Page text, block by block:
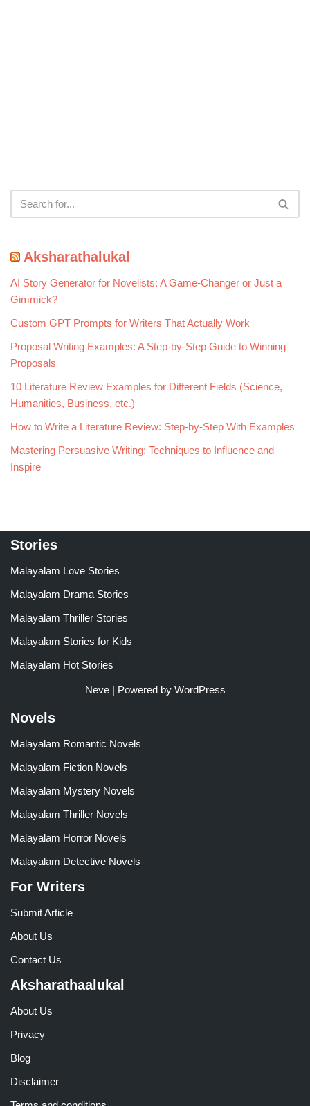
Aksharathalukal
AI Story Generator for Novelists: A Game-Changer or Just a
Gimmick?
Custom GPT Prompts for Writers That Actually Work
Proposal Writing Examples: A Step-by-Step Guide to Winning
Proposals
10 Literature Review Examples for Different Fields (Science,
Humanities, Business, etc.)
How to Write a Literature Review: Step-by-Step With Examples
Mastering Persuasive Writing: Techniques to Influence and
Inspire
Stories
Malayalam Love Stories
Malayalam Drama Stories
Malayalam Thriller Stories
Malayalam Stories for Kids
Malayalam Hot Stories
Neve| Powered by WordPress
Novels
Malayalam Romantic Novels
Malayalam Fiction Novels
Malayalam Mystery Novels
Malayalam Thriller Novels
Malayalam Horror Novels
Malayalam Detective Novels
For Writers
Submit Article
About Us
Contact Us
Aksharathaalukal
About Us
Privacy
Blog
Disclaimer